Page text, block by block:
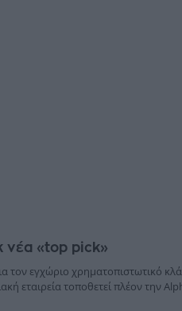
νέα «top pick»
τον εγχώριο χρηματοπιστωτικό
εταιρεία τοποθετεί πλέον την